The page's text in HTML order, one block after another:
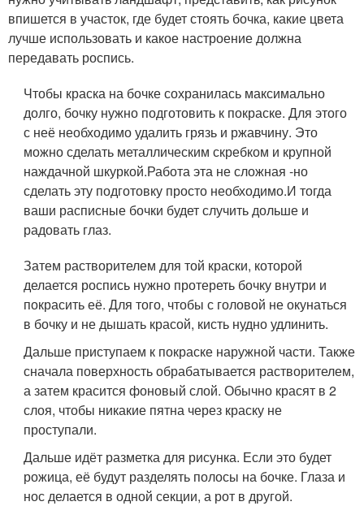
впишется в участок, где будет стоять бочка, какие цвета
лучше использовать и какое настроение должна
передавать роспись.
Чтобы краска на бочке сохранилась максимально
долго, бочку нужно подготовить к покраске. Для этого
с неё необходимо удалить грязь и ржавчину. Это
можно сделать металлическим скребком и крупной
наждачной шкуркой.Работа эта не сложная -но
сделать эту подготовку просто необходимо.И тогда
ваши расписные бочки будет случить дольше и
радовать глаз.
Затем растворителем для той краски, которой
делается роспись нужно протереть бочку внутри и
покрасить её. Для того, чтобы с головой не окунаться
в бочку и не дышать красой, кисть нудно удлинить.
Дальше приступаем к покраске наружной части. Также
сначала поверхность обрабатывается растворителем,
а затем красится фоновый слой. Обычно красят в 2
слоя, чтобы никакие пятна через краску не
проступали.
Дальше идёт разметка для рисунка. Если это будет
рожица, её будут разделять полосы на бочке. Глаза и
нос делается в одной секции, а рот в другой.